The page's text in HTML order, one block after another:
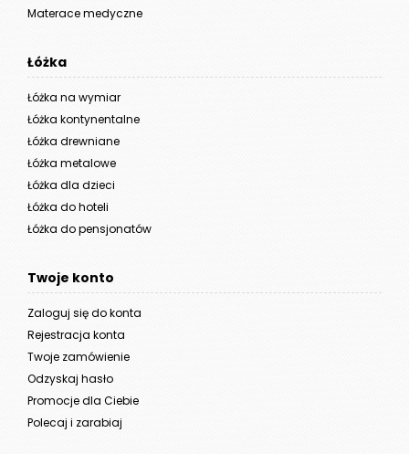
Materace medyczne
Łóżka
Łóżka na wymiar
Łóżka kontynentalne
Łóżka drewniane
Łóżka metalowe
Łóżka dla dzieci
Łóżka do hoteli
Łóżka do pensjonatów
Twoje konto
Zaloguj się do konta
Rejestracja konta
Twoje zamówienie
Odzyskaj hasło
Promocje dla Ciebie
Polecaj i zarabiaj